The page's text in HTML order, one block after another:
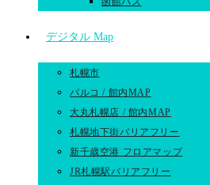
デジタル Map
札幌市
パルコ / 館内MAP
大丸札幌店 / 館内MAP
札幌地下街バリアフリー
新千歳空港 フロアマップ
JR札幌駅バリアフリー